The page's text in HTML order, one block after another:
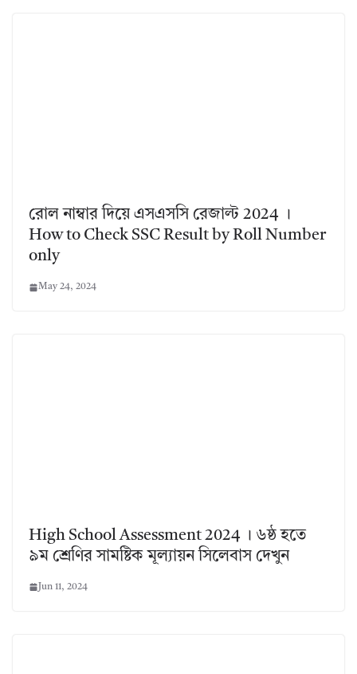
রোল নাম্বার দিয়ে এসএসসি রেজাল্ট 2024 ।
How to Check SSC Result by Roll Number
only
May 24, 2024
High School Assessment 2024 । ৬ষ্ঠ হতে
৯ম শ্রেণির সামষ্টিক মূল্যায়ন সিলেবাস দেখুন
Jun 11, 2024